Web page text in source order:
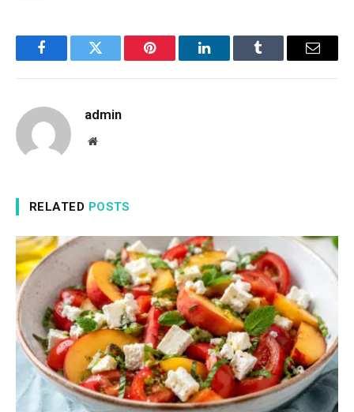
FacebookTwitter Pinterest LinkedInTumblr Email
admin
Website
RELATED POSTS